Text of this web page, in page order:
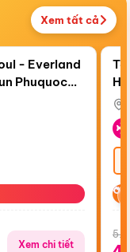
Xem tất cả
Điểm nổi bật
- Everland
Phuquoc
Xem chi tiết